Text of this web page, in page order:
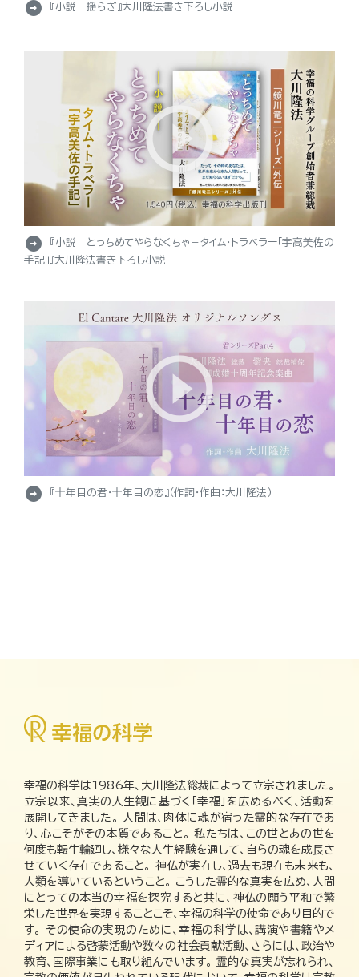
arrow_circle_right 『小説 揺らぎ』大川隆法書き下ろし小説
arrow_circle_right
『小説 とっちめてやらなくちゃ－タイム・トラベラー「宇高美佐の
手記」』大川隆法書き下ろし小説
arrow_circle_right 『十年目の君・十年目の恋』（作詞・作曲：大川隆法）
幸福の科学は1986年、大川隆法総裁によって立宗されました。
立宗以来、真実の人生観に基づく「幸福」を広めるべく、活動を
展開してきました。 人間は、肉体に魂が宿った霊的な存在であ
り、心こそがその本質であること。 私たちは、この世とあの世を
何度も転生輪廻し、様々な人生経験を通して、自らの魂を成長さ
せていく存在であること。 神仏が実在し、過去も現在も未来も、
人類を導いているということ。 こうした霊的な真実を広め、人間
にとっての本当の幸福を探究すると共に、神仏の願う平和で繁
栄した世界を実現することこそ、幸福の科学の使命であり目的で
す。 その使命の実現のために、幸福の科学は、講演や書籍やメ
ディアによる啓蒙活動や数々の社会貢献活動、さらには、政治や
教育、国際事業にも取り組んでいます。 霊的な真実が忘れられ、